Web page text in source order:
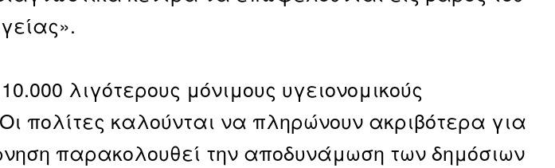
λιγότερους μόνιμους υγειονομικούς
πολίτες καλούνται να πληρώνουν ακριβότερα για
παρακολουθεί την αποδυνάμωση των δημόσιων